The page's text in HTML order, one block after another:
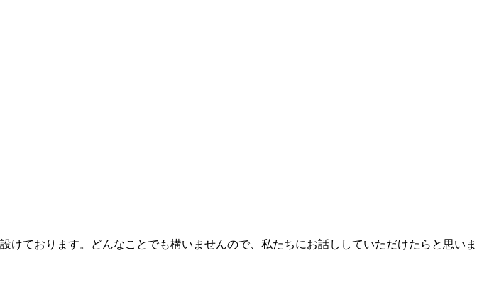
ております。どんなことでも構いませんので、私たちにお話ししていただけたらと思いま